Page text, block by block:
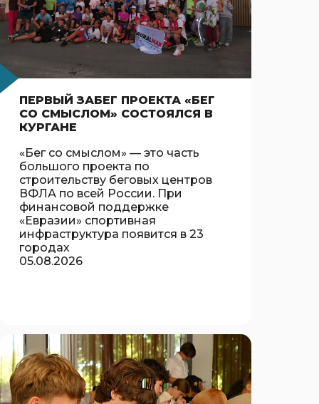
ПЕРВЫЙ ЗАБЕГ ПРОЕКТА «БЕГ
СО СМЫСЛОМ» СОСТОЯЛСЯ В
КУРГАНЕ
«Бег со смыслом» — это часть
большого проекта по
строительству беговых центров
ВФЛА по всей России. При
финансовой поддержке
«Евразии» спортивная
инфраструктура появится в 23
городах
05.08.2026